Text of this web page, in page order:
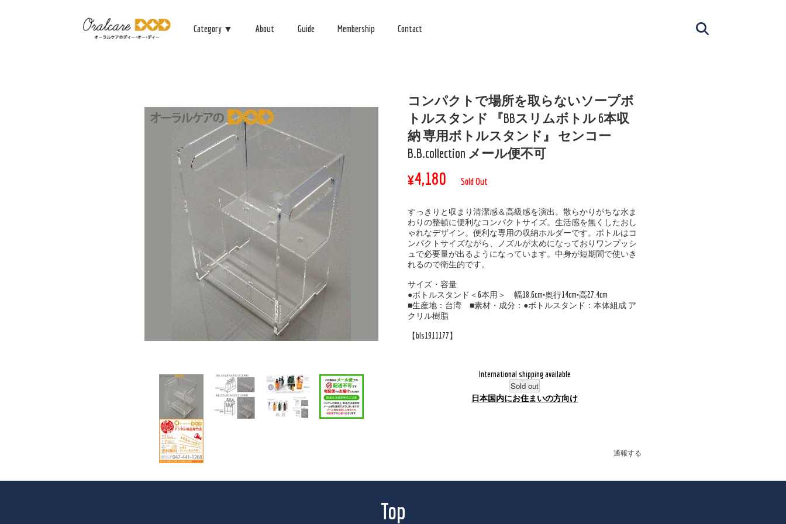
Category ▼ About Guide Membership Contact
コンパクトで場所を取らないソープボ
トルスタンド 『BBスリムボトル 6本収
納 専用ボトルスタンド』 センコー
B.B.collection メール便不可
¥4,180 Sold Out
すっきりと収まり清潔感＆高級感を演出。散らかりがちな水ま
わりの整頓に便利なコンパクトサイズ。生活感を無くしたおし
ゃれなデザイン。便利な専用の収納ホルダーです。ボトルはコ
ンパクトサイズながら、ノズルが太めになっておりワンプッシ
ュで必要量が出るようになっています。中身が短期間で使いき
れるので衛生的です。
サイズ・容量
●ボトルスタンド＜6本用＞ 幅18.6cm×奥行14cm×高27.4cm
■生産地：台湾 ■素材・成分：●ボトルスタンド：本体組成 ア
クリル樹脂
【bls1911177】
International shipping available
Sold out
日本国内にお住まいの方向け
通報する
Top